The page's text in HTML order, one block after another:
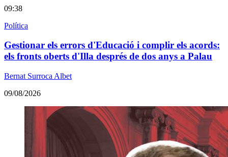
09:38
Política
Gestionar els errors d'Educació i complir els acords:
els fronts oberts d'Illa després de dos anys a Palau
Bernat Surroca Albet
09/08/2026